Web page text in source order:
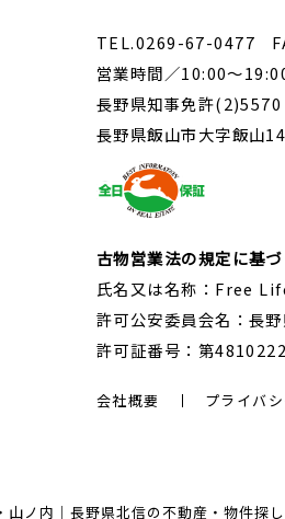
TEL.0269-67-0477
営業時間／10:00～
長野県知事免許(2)5570
長野県飯山市大字飯山
古物営業法の規定に基
氏名又は名称：Free
許可公安委員会名：長
許可証番号：第
会社概要 プライバ
山ノ内｜長野県北信の不動産・物件